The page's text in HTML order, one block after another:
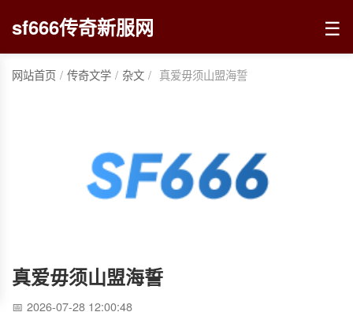
sf666传奇新服网 ☰
网站首页 / 传奇文学 / 杂文 / 真爱毋须山盟海誓
真爱毋须山盟海誓
2026-07-28 12:00:48